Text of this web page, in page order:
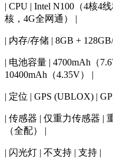
| CPU | Intel N100（4核4
核，4G全网通） |
| 内存/存储 | 8GB +
| 电池容量 | 4700mAh（
10400mAh（4.35V） |
| 定位 | GPS (UBLOX) |
| 传感器 | 仅重力传感器 |
（全配） |
| 闪光灯 | 不支持 | 支持 |